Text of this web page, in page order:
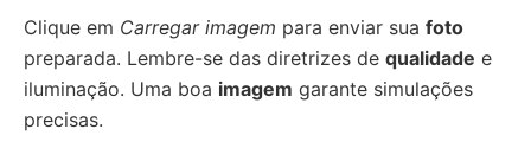
Clique em Carregar imagem para enviar sua foto
preparada. Lembre-se das diretrizes de qualidade e
iluminação. Uma boa imagem garante simulações
precisas.